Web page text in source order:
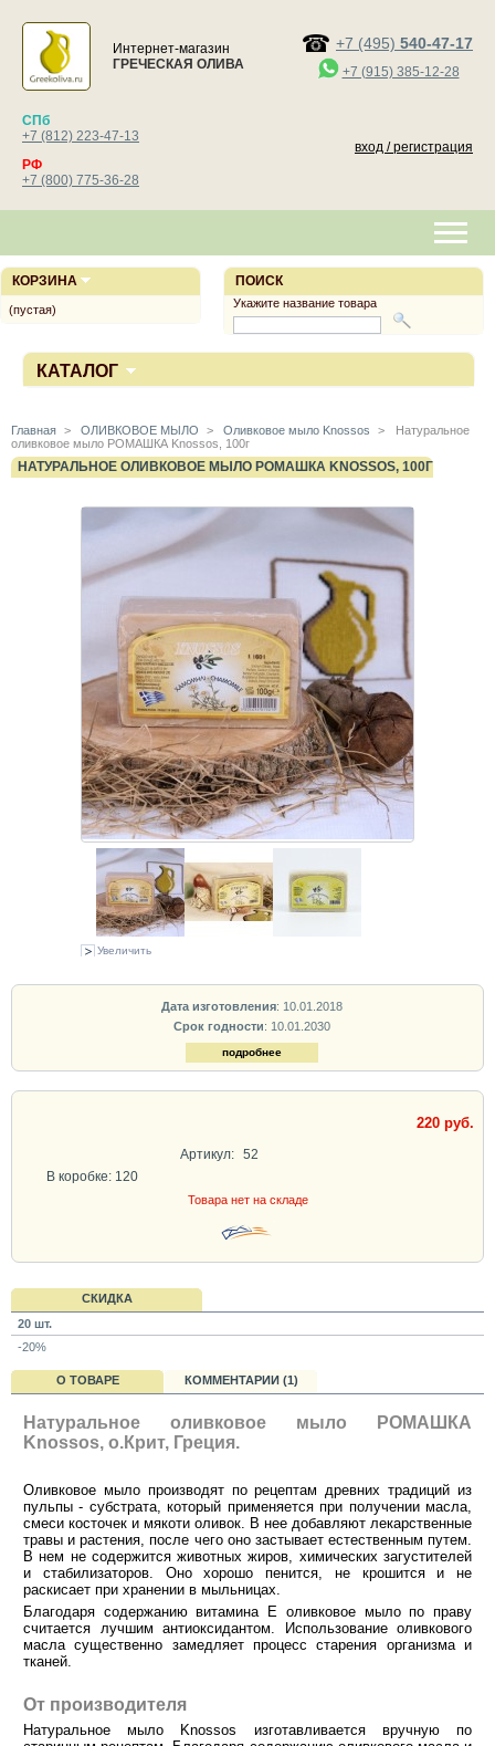
Интернет-магазин
ГРЕЧЕСКАЯ ОЛИВА
+7 (495) 540-47-17
+7 (915) 385-12-28
СПб
+7 (812) 223-47-13
РФ
+7 (800) 775-36-28
вход / регистрация
КАТАЛОГ
Главная > ОЛИВКОВОЕ МЫЛО > Оливковое мыло Knossos >
Натуральное
оливковое мыло РОМАШКА Knossos, 100г
НАТУРАЛЬНОЕ ОЛИВКОВОЕ МЫЛО РОМАШКА KNOSSOS, 100Г
Увеличить
Дата изготовления: 10.01.2018
Срок годности: 10.01.2030
подробнее
220 руб.
Артикул: 52
В коробке: 120
Товара нет на складе
СКИДКА
20 шт.
-20%
О ТОВАРЕ КОММЕНТАРИИ (1)
Натуральное оливковое мыло РОМАШКА
Knossos, о.Крит, Греция.
Оливковое мыло производят по рецептам древних традиций из
пульпы - субстрата, который применяется при получении масла,
смеси косточек и мякоти оливок. В нее добавляют лекарственные
травы и растения, после чего оно застывает естественным путем.
В нем не содержится животных жиров, химических загустителей
и стабилизаторов. Оно хорошо пенится, не крошится и не
раскисает при хранении в мыльницах.
Благодаря содержанию витамина Е оливковое мыло по праву
считается лучшим антиоксидантом. Использование оливкового
масла существенно замедляет процесс старения организма и
тканей.
От производителя
Натуральное мыло Knossos изготавливается вручную по
ПОИСК
Укажите название товара
КОРЗИНА
(пустая)